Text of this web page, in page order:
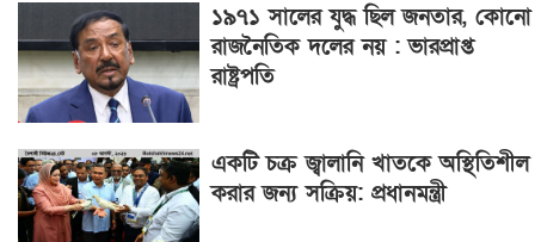
১৯৭১ সালের যুদ্ধ ছিল জনতার, কোনো
রাজনৈতিক দলের নয় : ভারপ্রাপ্ত
রাষ্ট্রপতি
একটি চক্র জ্বালানি খাতকে অস্থিতিশীল
করার জন্য সক্রিয়: প্রধানমন্ত্রী